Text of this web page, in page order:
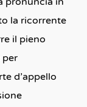
la ricorrente
il pieno
per
d’appello